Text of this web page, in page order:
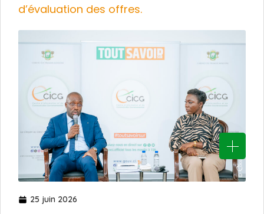
d’évaluation des offres.
25 juin 2026